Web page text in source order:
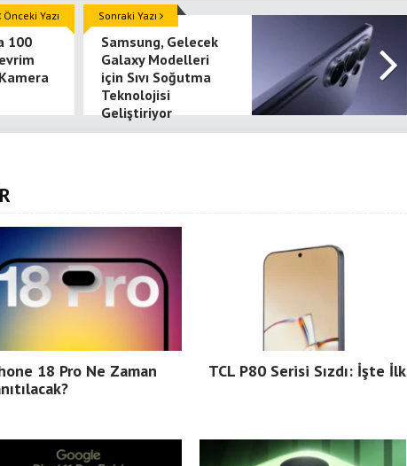
100
Önceki Yazı
Samsung, Gelecek
Galaxy Modelleri
için Sıvı Soğutma
Teknolojisi
Geliştiriyor
Sonraki Yazı
18 Pro Ne Zaman
TCL P80 Serisi Sızdı: İşte İlk